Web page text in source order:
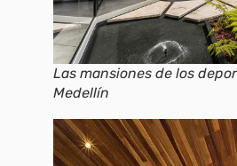
Las mansiones de los
Medellín